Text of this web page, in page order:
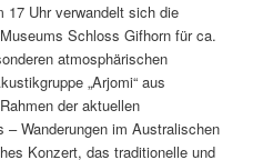
17 Uhr verwandelt sich die
Schloss Gifhorn für ca.
atmosphärischen
„Arjomi“ aus
der aktuellen
– Wanderungen im Australischen
Konzert, das traditionelle und